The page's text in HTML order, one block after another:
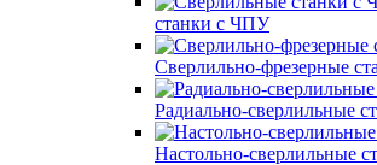
станки с ЧПУ
Сверлильно-фрезерные
Радиально-сверлильные
Настольно-сверлильные